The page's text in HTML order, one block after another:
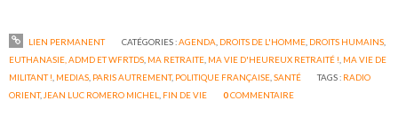
LIEN PERMANENT CATÉGORIES :AGENDA DROITS DE L'HOMME, DROITS HUMAINS,
EUTHANASIE, ADMD ET WFRTDS MA RETRAITE MA VIE D'HEUREUX RETRAITÉ ! MA VIE DE
MILITANT ! MEDIAS PARIS AUTREMENT, POLITIQUE FRANÇAISE ,SANTÉ TAGS : RADIO
ORIENT, JEAN LUC ROMERO MICHEL FIN DE VIE 0COMMENTAIRE